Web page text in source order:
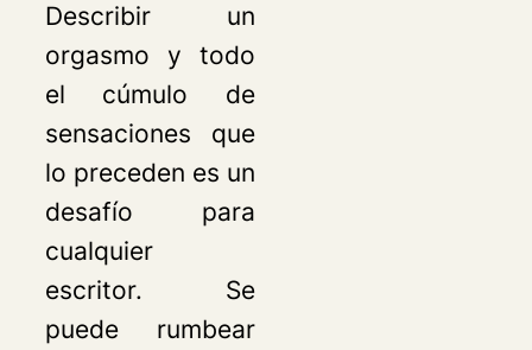
Describir un
orgasmo y todo
el cúmulo de
sensaciones que
lo preceden es un
desafío para
cualquier
escritor. Se
puede rumbear